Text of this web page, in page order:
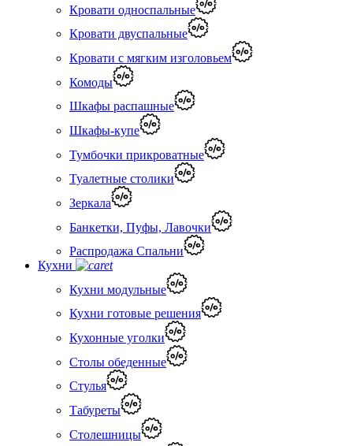
Кровати односпальные
Кровати двуспальные
Кровати с мягким изголовьем
Комоды
Шкафы распашные
Шкафы-купе
Тумбочки прикроватные
Туалетные столики
Зеркала
Банкетки, Пуфы, Лавочки
Распродажа Спальни
Кухни
Кухни модульные
Кухни готовые решения
Кухонные уголки
Столы обеденные
Стулья
Табуреты
Столешницы